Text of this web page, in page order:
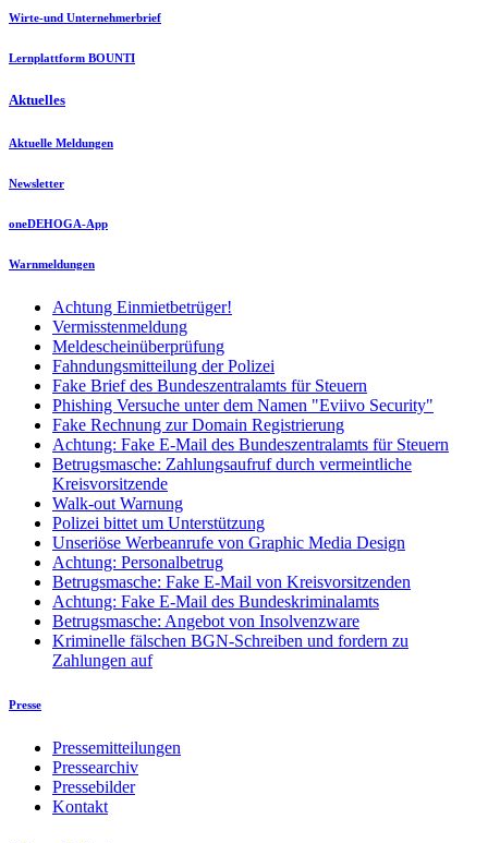
Wirte-und Unternehmerbrief
Lernplattform BOUNTI
Aktuelles
Aktuelle Meldungen
Newsletter
oneDEHOGA-App
Warnmeldungen
Achtung Einmietbetrüger!
Vermisstenmeldung
Meldescheinüberprüfung
Fahndungsmitteilung der Polizei
Fake Brief des Bundeszentralamts für Steuern
Phishing Versuche unter dem Namen "Eviivo Security"
Fake Rechnung zur Domain Registrierung
Achtung: Fake E-Mail des Bundeszentralamts für Steuern
Betrugsmasche: Zahlungsaufruf durch vermeintliche
Kreisvorsitzende
Walk-out Warnung
Polizei bittet um Unterstützung
Unseriöse Werbeanrufe von Graphic Media Design
Achtung: Personalbetrug
Betrugsmasche: Fake E-Mail von Kreisvorsitzenden
Achtung: Fake E-Mail des Bundeskriminalamts
Betrugsmasche: Angebot von Insolvenzware
Kriminelle fälschen BGN-Schreiben und fordern zu
Zahlungen auf
Presse
Pressemitteilungen
Pressearchiv
Pressebilder
Kontakt